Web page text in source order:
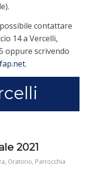
contattare
14 a Vercelli,
oppure scrivendo
.
2021
Oratorio Parrocchia